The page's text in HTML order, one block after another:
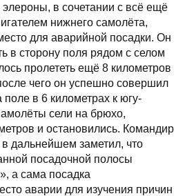
элероны, в сочетании с всё ещё
нижнего самолёта,
для аварийной посадки. Он
в сторону поля рядом с селом
пролететь ещё 8 километров
чего он успешно совершил
в 6 километрах к югу-
сели на брюхо,
и остановились. Командир
дальнейшем заметил, что
посадочной полосы
а сама посадка
аварии для изучения причин